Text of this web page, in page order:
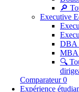
🔎
Executive
DBA
MBA
🔍
Comparateur 0
Expérience